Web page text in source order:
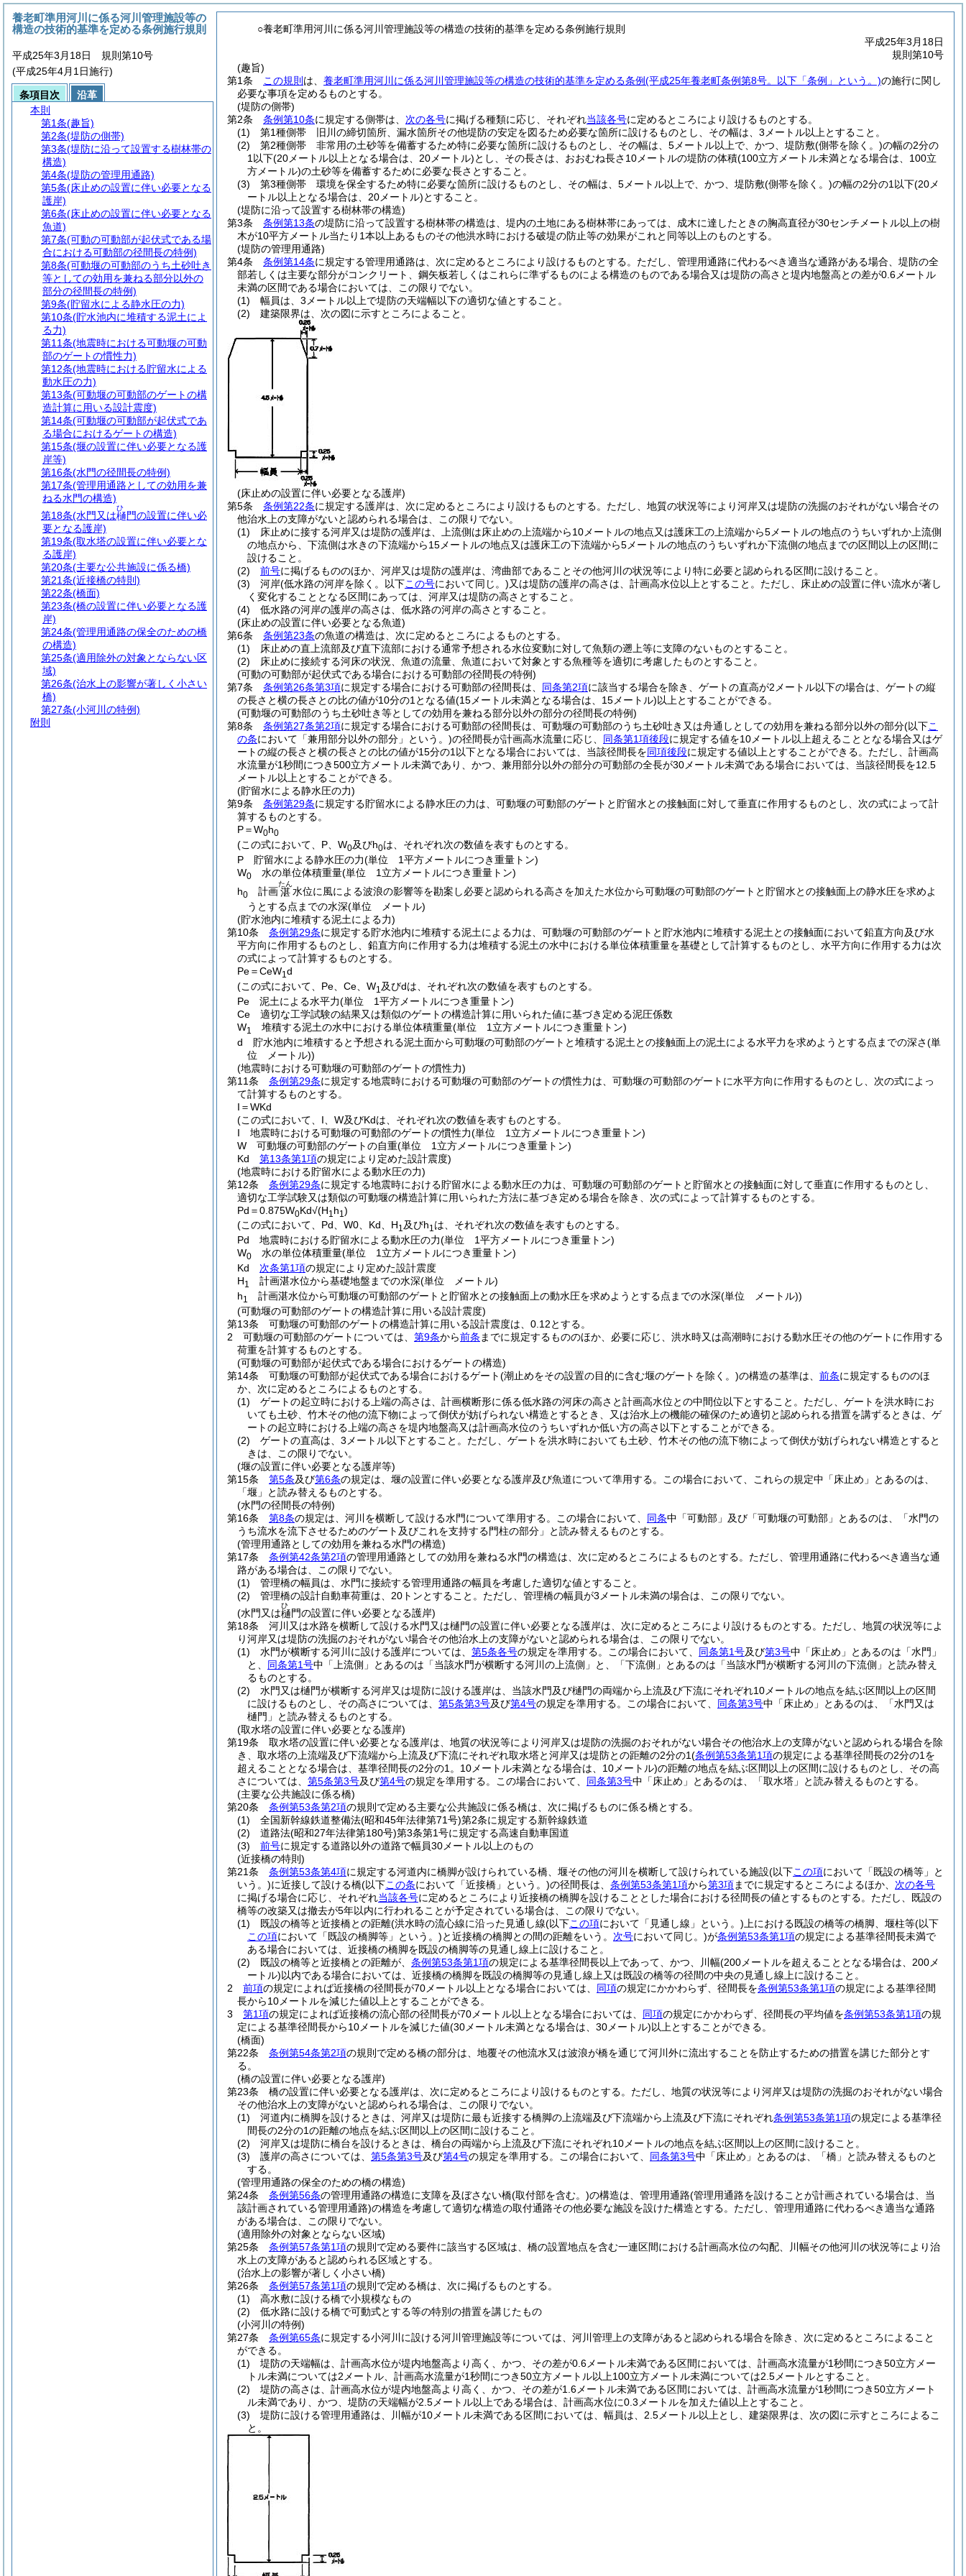
○養老町準用河川に係る河川管理施設等の構造の技術的基準を定める条例施行規則
平成25年3月18日
規則第10号
(趣旨)
第1条
この規則 は、 養老町準用河川に係る河川管理施設等の構造の技術的基準を定める条例(平成25年養老町条例第8号。以下「条例」という。)の施行に関し
必要な事項を定めるものとする。
(堤防の側帯)
第2条
条例第10条に規定する側帯は、 次の各号に掲げる種類に応じ、それぞれ当該各号に定めるところにより設けるものとする。
(1)
第1種側帯 旧川の締切箇所、漏水箇所その他堤防の安定を図るため必要な箇所に設けるものとし、その幅は、3メートル以上とすること。
(2)
第2種側帯 非常用の土砂等を備蓄するため特に必要な箇所に設けるものとし、その幅は、5メートル以上で、かつ、堤防敷(側帯を除く。)の幅の2分の
1以下(20メートル以上となる場合は、20メートル)とし、その長さは、おおむね長さ10メートルの堤防の体積(100立方メートル未満となる場合は、100立
方メートル)の土砂等を備蓄するために必要な長さとすること。
(3)
第3種側帯 環境を保全するため特に必要な箇所に設けるものとし、その幅は、5メートル以上で、かつ、堤防敷(側帯を除く。)の幅の2分の1以下(20メ
ートル以上となる場合は、20メートル)とすること。
(堤防に沿って設置する樹林帯の構造)
第3条
条例第13条の堤防に沿って設置する樹林帯の構造は、堤内の土地にある樹林帯にあっては、成木に達したときの胸高直径が30センチメートル以上の樹
木が10平方メートル当たり1本以上あるものその他洪水時における破堤の防止等の効果がこれと同等以上のものとする。
(堤防の管理用通路)
第4条
条例第14条に規定する管理用通路は、次に定めるところにより設けるものとする。 ただし、管理用通路に代わるべき適当な通路がある場合、堤防の全
部若しくは主要な部分がコンクリート、鋼矢板若しくはこれらに準ずるものによる構造のものである場合又は堤防の高さと堤内地盤高との差が0.6メートル
未満の区間である場合においては、この限りでない。
(1)
幅員は、3メートル以上で堤防の天端幅以下の適切な値とすること。
(2)
建築限界は、次の図に示すところによること。
(床止めの設置に伴い必要となる護岸)
第5条
条例第22条に規定する護岸は、次に定めるところにより設けるものとする。 ただし、地質の状況等により河岸又は堤防の洗掘のおそれがない場合その
他治水上の支障がないと認められる場合は、この限りでない。
(1)
床止めに接する河岸又は堤防の護岸は、上流側は床止めの上流端から10メートルの地点又は護床工の上流端から5メートルの地点のうちいずれか上流側
の地点から、下流側は水きの下流端から15メートルの地点又は護床工の下流端から5メートルの地点のうちいずれか下流側の地点までの区間以上の区間に
設けること。
(2)
前号に掲げるもののほか、河岸又は堤防の護岸は、湾曲部であることその他河川の状況等により特に必要と認められる区間に設けること。
(3)
河岸(低水路の河岸を除く。以下この号において同じ。)又は堤防の護岸の高さは、計画高水位以上とすること。 ただし、床止めの設置に伴い流水が著し
く変化することとなる区間にあっては、河岸又は堤防の高さとすること。
(4)
低水路の河岸の護岸の高さは、低水路の河岸の高さとすること。
(床止めの設置に伴い必要となる魚道)
第6条
条例第23条の魚道の構造は、次に定めるところによるものとする。
(1)
床止めの直上流部及び直下流部における通常予想される水位変動に対して魚類の遡上等に支障のないものとすること。
(2)
床止めに接続する河床の状況、魚道の流量、魚道において対象とする魚種等を適切に考慮したものとすること。
(可動の可動部が起伏式である場合における可動部の径間長の特例)
第7条
条例第26条第3項に規定する場合における可動部の径間長は、 同条第2項に該当する場合を除き、ゲートの直高が2メートル以下の場合は、ゲートの縦
の長さと横の長さとの比の値が10分の1となる値(15メートル未満となる場合は、15メートル)以上とすることができる。
(可動堰の可動部のうち土砂吐き等としての効用を兼ねる部分以外の部分の径間長の特例)
第8条
条例第27条第2項に規定する場合における可動部の径間長は、可動堰の可動部のうち土砂吐き又は舟通しとしての効用を兼ねる部分以外の部分(以下こ
の条において「兼用部分以外の部分」という。)の径間長が計画高水流量に応じ、 同条第1項後段に規定する値を10メートル以上超えることとなる場合又はゲ
ートの縦の長さと横の長さとの比の値が15分の1以下となる場合においては、当該径間長を同項後段に規定する値以上とすることができる。 ただし、計画高
水流量が1秒間につき500立方メートル未満であり、かつ、兼用部分以外の部分の可動部の全長が30メートル未満である場合においては、当該径間長を12.5
メートル以上とすることができる。
(貯留水による静水圧の力)
第9条
条例第29条に規定する貯留水による静水圧の力は、可動堰の可動部のゲートと貯留水との接触面に対して垂直に作用するものとし、次の式によって計
算するものとする。
P＝W0h0
(この式において、P、W0及びh0は、それぞれ次の数値を表すものとする。
P 貯留水による静水圧の力(単位 1平方メートルにつき重量トン)
W0 水の単位体積重量(単位 1立方メートルにつき重量トン)
h0 計画湛
たん
水位に風による波浪の影響等を勘案し必要と認められる高さを加えた水位から可動堰の可動部のゲートと貯留水との接触面上の静水圧を求めよ
うとする点までの水深(単位 メートル)
(貯水池内に堆積する泥土による力)
第10条
条例第29条に規定する貯水池内に堆積する泥土による力は、可動堰の可動部のゲートと貯水池内に堆積する泥土との接触面において鉛直方向及び水
平方向に作用するものとし、鉛直方向に作用する力は堆積する泥土の水中における単位体積重量を基礎として計算するものとし、水平方向に作用する力は次
の式によって計算するものとする。
Pe＝CeW1 d
(この式において、Pe、Ce、W1 及びdは、それぞれ次の数値を表すものとする。
Pe 泥土による水平力(単位 1平方メートルにつき重量トン)
Ce 適切な工学試験の結果又は類似のゲートの構造計算に用いられた値に基づき定める泥圧係数
W1 堆積する泥土の水中における単位体積重量(単位 1立方メートルにつき重量トン)
d 貯水池内に堆積すると予想される泥土面から可動堰の可動部のゲートと堆積する泥土との接触面上の泥土による水平力を求めようとする点までの深さ(単
位 メートル))
(地震時における可動堰の可動部のゲートの慣性力)
第11条
条例第29条に規定する地震時における可動堰の可動部のゲートの慣性力は、可動堰の可動部のゲートに水平方向に作用するものとし、次の式によっ
て計算するものとする。
I＝WKd
(この式において、I、W及びKdは、それぞれ次の数値を表すものとする。
I 地震時における可動堰の可動部のゲートの慣性力(単位 1立方メートルにつき重量トン)
W 可動堰の可動部のゲートの自重(単位 1立方メートルにつき重量トン)
Kd 第13条第1項の規定により定めた設計震度)
(地震時における貯留水による動水圧の力)
第12条
条例第29条に規定する地震時における貯留水による動水圧の力は、可動堰の可動部のゲートと貯留水との接触面に対して垂直に作用するものとし、
適切な工学試験又は類似の可動堰の構造計算に用いられた方法に基づき定める場合を除き、次の式によって計算するものとする。
Pd＝0.875W0Kd√(H1 h1 )
(この式において、Pd、W0、Kd、H1 及びh1 は、それぞれ次の数値を表すものとする。
Pd 地震時における貯留水による動水圧の力(単位 1平方メートルにつき重量トン)
W0 水の単位体積重量(単位 1立方メートルにつき重量トン)
Kd 次条第1項の規定により定めた設計震度
H1 計画湛水位から基礎地盤までの水深(単位 メートル)
h1 計画湛水位から可動堰の可動部のゲートと貯留水との接触面上の動水圧を求めようとする点までの水深(単位 メートル))
(可動堰の可動部のゲートの構造計算に用いる設計震度)
第13条
可動堰の可動部のゲートの構造計算に用いる設計震度は、0.12とする。
2
可動堰の可動部のゲートについては、 第9条から前条 までに規定するもののほか、必要に応じ、洪水時又は高潮時における動水圧その他のゲートに作用する
荷重を計算するものとする。
(可動堰の可動部が起伏式である場合におけるゲートの構造)
第14条
可動堰の可動部が起伏式である場合におけるゲート(潮止めをその設置の目的に含む堰のゲートを除く。)の構造の基準は、 前条に規定するもののほ
か、次に定めるところによるものとする。
(1)
ゲートの起立時における上端の高さは、計画横断形に係る低水路の河床の高さと計画高水位との中間位以下とすること。 ただし、ゲートを洪水時にお
いても土砂、竹木その他の流下物によって倒伏が妨げられない構造とするとき、又は治水上の機能の確保のため適切と認められる措置を講ずるときは、ゲ
ートの起立時における上端の高さを堤内地盤高又は計画高水位のうちいずれか低い方の高さ以下とすることができる。
(2)
ゲートの直高は、3メートル以下とすること。 ただし、ゲートを洪水時においても土砂、竹木その他の流下物によって倒伏が妨げられない構造とすると
きは、この限りでない。
(堰の設置に伴い必要となる護岸等)
第15条
第5条及び第6条の規定は、堰の設置に伴い必要となる護岸及び魚道について準用する。
この場合において、これらの規定中「床止め」とあるのは、
「堰」と読み替えるものとする。
(水門の径間長の特例)
第16条
第8条の規定は、河川を横断して設ける水門について準用する。 この場合において、 同条中「可動部」及び「可動堰の可動部」とあるのは、「水門の
うち流水を流下させるためのゲート及びこれを支持する門柱の部分」と読み替えるものとする。
(管理用通路としての効用を兼ねる水門の構造)
第17条
条例第42条第2項の管理用通路としての効用を兼ねる水門の構造は、次に定めるところによるものとする。 ただし、管理用通路に代わるべき適当な通
路がある場合は、この限りでない。
(1)
管理橋の幅員は、水門に接続する管理用通路の幅員を考慮した適切な値とすること。
(2)
管理橋の設計自動車荷重は、20トンとすること。 ただし、管理橋の幅員が3メートル未満の場合は、この限りでない。
(水門又は樋
ひ
門の設置に伴い必要となる護岸)
第18条
河川又は水路を横断して設ける水門又は樋門の設置に伴い必要となる護岸は、次に定めるところにより設けるものとする。 ただし、地質の状況等によ
り河岸又は堤防の洗掘のおそれがない場合その他治水上の支障がないと認められる場合は、この限りでない。
(1)
水門が横断する河川に設ける護岸については、 第5条各号の規定を準用する。 この場合において、 同条第1号及び第3号中「床止め」とあるのは「水門」
と、 同条第1号中「上流側」とあるのは「当該水門が横断する河川の上流側」と、「下流側」とあるのは「当該水門が横断する河川の下流側」と読み替え
るものとする。
(2)
水門又は樋門が横断する河岸又は堤防に設ける護岸は、当該水門及び樋門の両端から上流及び下流にそれぞれ10メートルの地点を結ぶ区間以上の区間
に設けるものとし、その高さについては、 第5条第3号及び第4号の規定を準用する。 この場合において、 同条第3号中「床止め」とあるのは、「水門又は
樋門」と読み替えるものとする。
(取水塔の設置に伴い必要となる護岸)
第19条
取水塔の設置に伴い必要となる護岸は、地質の状況等により河岸又は堤防の洗掘のおそれがない場合その他治水上の支障がないと認められる場合を除
き、取水塔の上流端及び下流端から上流及び下流にそれぞれ取水塔と河岸又は堤防との距離の2分の1(条例第53条第1項の規定による基準径間長の2分の1を
超えることとなる場合は、基準径間長の2分の1。10メートル未満となる場合は、10メートル)の距離の地点を結ぶ区間以上の区間に設けるものとし、その高
さについては、 第5条第3号及び第4号の規定を準用する。 この場合において、 同条第3号中「床止め」とあるのは、「取水塔」と読み替えるものとする。
(主要な公共施設に係る橋)
第20条
条例第53条第2項の規則で定める主要な公共施設に係る橋は、次に掲げるものに係る橋とする。
(1)
全国新幹線鉄道整備法(昭和45年法律第71号)第2条に規定する新幹線鉄道
(2)
道路法(昭和27年法律第180号)第3条第1号に規定する高速自動車国道
(3)
前号に規定する道路以外の道路で幅員30メートル以上のもの
(近接橋の特則)
第21条
条例第53条第4項に規定する河道内に橋脚が設けられている橋、堰その他の河川を横断して設けられている施設(以下この項において「既設の橋等」と
いう。)に近接して設ける橋(以下この条において「近接橋」という。)の径間長は、 条例第53条第1項から第3項までに規定するところによるほか、 次の各号
に掲げる場合に応じ、それぞれ当該各号に定めるところにより近接橋の橋脚を設けることとした場合における径間長の値とするものとする。 ただし、既設の
橋等の改築又は撤去が5年以内に行われることが予定されている場合は、この限りでない。
(1)
既設の橋等と近接橋との距離(洪水時の流心線に沿った見通し線(以下この項において「見通し線」という。) 上における既設の橋等の橋脚、堰柱等(以下
この項において「既設の橋脚等」という。)と近接橋の橋脚との間の距離をいう。 次号において同じ。)が条例第53条第1項の規定による基準径間長未満で
ある場合においては、近接橋の橋脚を既設の橋脚等の見通し線上に設けること。
(2)
既設の橋等と近接橋との距離が、 条例第53条第1項の規定による基準径間長以上であって、かつ、川幅(200メートルを超えることとなる場合は、200メ
ートル)以内である場合においては、近接橋の橋脚を既設の橋脚等の見通し線上又は既設の橋等の径間の中央の見通し線上に設けること。
2
前項の規定によれば近接橋の径間長が70メートル以上となる場合においては、 同項の規定にかかわらず、径間長を条例第53条第1項の規定による基準径間
長から10メートルを減じた値以上とすることができる。
3
第1項の規定によれば近接橋の流心部の径間長が70メートル以上となる場合においては、 同項の規定にかかわらず、径間長の平均値を条例第53条第1項の規
定による基準径間長から10メートルを減じた値(30メートル未満となる場合は、30メートル)以上とすることができる。
(橋面)
第22条
条例第54条第2項の規則で定める橋の部分は、地覆その他流水又は波浪が橋を通じて河川外に流出することを防止するための措置を講じた部分とす
る。
(橋の設置に伴い必要となる護岸)
第23条
橋の設置に伴い必要となる護岸は、次に定めるところにより設けるものとする。 ただし、地質の状況等により河岸又は堤防の洗掘のおそれがない場合
その他治水上の支障がないと認められる場合は、この限りでない。
(1)
河道内に橋脚を設けるときは、河岸又は堤防に最も近接する橋脚の上流端及び下流端から上流及び下流にそれぞれ条例第53条第1項の規定による基準径
間長の2分の1の距離の地点を結ぶ区間以上の区間に設けること。
(2)
河岸又は堤防に橋台を設けるときは、橋台の両端から上流及び下流にそれぞれ10メートルの地点を結ぶ区間以上の区間に設けること。
(3)
護岸の高さについては、 第5条第3号及び第4号の規定を準用する。 この場合において、 同条第3号中「床止め」とあるのは、「橋」と読み替えるものと
する。
(管理用通路の保全のための橋の構造)
第24条
条例第56条の管理用通路の構造に支障を及ぼさない橋(取付部を含む。)の構造は、管理用通路(管理用通路を設けることが計画されている場合は、当
該計画されている管理用通路)の構造を考慮して適切な構造の取付通路その他必要な施設を設けた構造とする。 ただし、管理用通路に代わるべき適当な通路
がある場合は、この限りでない。
(適用除外の対象とならない区域)
第25条
条例第57条第1項の規則で定める要件に該当する区域は、橋の設置地点を含む一連区間における計画高水位の勾配、川幅その他河川の状況等により治
水上の支障があると認められる区域とする。
(治水上の影響が著しく小さい橋)
第26条
条例第57条第1項の規則で定める橋は、次に掲げるものとする。
(1)
高水敷に設ける橋で小規模なもの
(2)
低水路に設ける橋で可動式とする等の特別の措置を講じたもの
(小河川の特例)
第27条
条例第65条に規定する小河川に設ける河川管理施設等については、河川管理上の支障があると認められる場合を除き、次に定めるところによること
ができる。
(1)
堤防の天端幅は、計画高水位が堤内地盤高より高く、かつ、その差が0.6メートル未満である区間においては、計画高水流量が1秒間につき50立方メー
トル未満については2メートル、計画高水流量が1秒間につき50立方メートル以上100立方メートル未満については2.5メートルとすること。
(2)
堤防の高さは、計画高水位が堤内地盤高より高く、かつ、その差が1.6メートル未満である区間においては、計画高水流量が1秒間につき50立方メート
ル未満であり、かつ、堤防の天端幅が2.5メートル以上である場合は、計画高水位に0.3メートルを加えた値以上とすること。
(3)
堤防に設ける管理用通路は、川幅が10メートル未満である区間においては、幅員は、2.5メートル以上とし、建築限界は、次の図に示すところによるこ
と。
養老町準用河川に係る河川管理施設等の
構造の技術的基準を定める条例施行規則
平成25年3月18日 規則第10号
(平成25年4月1日施行)
条項目次
沿革
本則
第1条(趣旨)
第2条(堤防の側帯)
第3条(堤防に沿って設置する樹林帯の
構造)
第4条(堤防の管理用通路)
第5条(床止めの設置に伴い必要となる
護岸)
第6条(床止めの設置に伴い必要となる
魚道)
第7条(可動の可動部が起伏式である場
合における可動部の径間長の特例)
第8条(可動堰の可動部のうち土砂吐き
等としての効用を兼ねる部分以外の
部分の径間長の特例)
第9条(貯留水による静水圧の力)
第10条(貯水池内に堆積する泥土によ
る力)
第11条(地震時における可動堰の可動
部のゲートの慣性力)
第12条(地震時における貯留水による
動水圧の力)
第13条(可動堰の可動部のゲートの構
造計算に用いる設計震度)
第14条(可動堰の可動部が起伏式であ
る場合におけるゲートの構造)
第15条(堰の設置に伴い必要となる護
岸等)
第16条(水門の径間長の特例)
第17条(管理用通路としての効用を兼
ねる水門の構造)
第18条(水門又は樋
ひ
門の設置に伴い必
要となる護岸)
第19条(取水塔の設置に伴い必要とな
る護岸)
第20条(主要な公共施設に係る橋)
第21条(近接橋の特則)
第22条(橋面)
第23条(橋の設置に伴い必要となる護
岸)
第24条(管理用通路の保全のための橋
の構造)
第25条(適用除外の対象とならない区
域)
第26条(治水上の影響が著しく小さい
橋)
第27条(小河川の特例)
附則